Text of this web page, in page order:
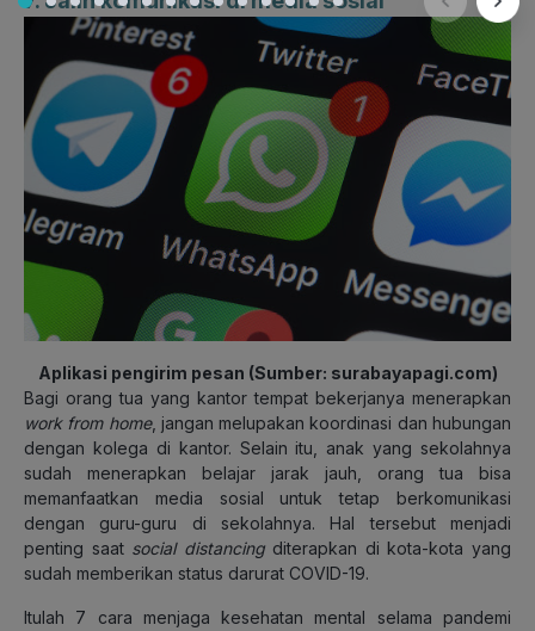
Aplikasi pengirim pesan (Sumber: surabayapagi.com)
Bagi orang tua yang kantor tempat bekerjanya menerapkan
work from home, jangan melupakan koordinasi dan hubungan
dengan kolega di kantor. Selain itu, anak yang sekolahnya
sudah menerapkan belajar jarak jauh, orang tua bisa
memanfaatkan media sosial untuk tetap berkomunikasi
dengan guru-guru di sekolahnya. Hal tersebut menjadi
penting saat social distancingditerapkan di kota-kota yang
sudah memberikan status darurat COVID-19.
Itulah 7 cara menjaga kesehatan mental selama pandemi